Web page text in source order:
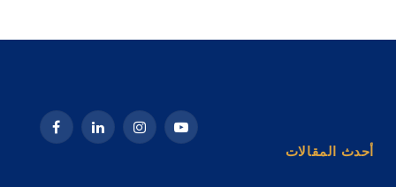
يوتيوب الانستغراملينكدإن فيسبوك
أحدث المقالات